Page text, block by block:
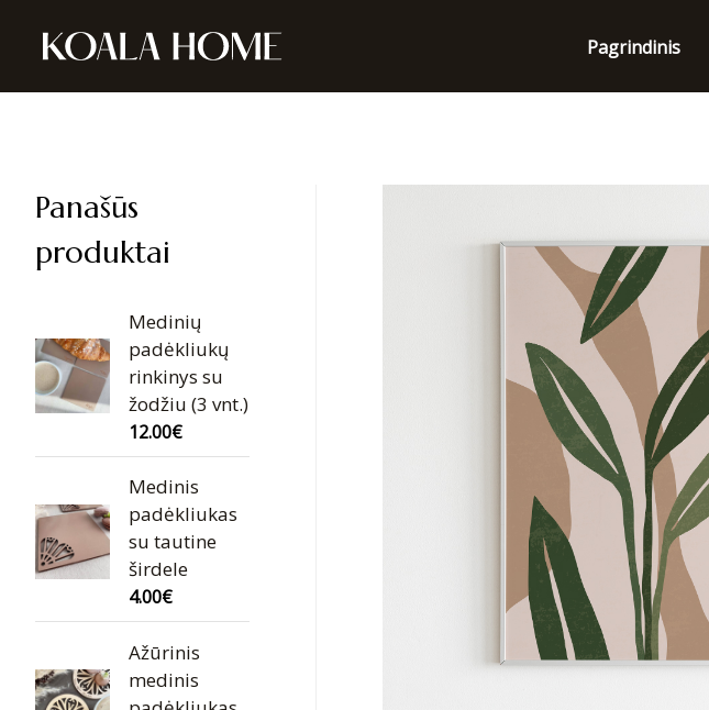
Pagrindinis
Panašūs
produktai
Medinių
padėkliukų
rinkinys su
žodžiu (3 vnt.)
12.00€
Medinis
padėkliukas
su tautine
širdele
4.00€
Ažūrinis
medinis